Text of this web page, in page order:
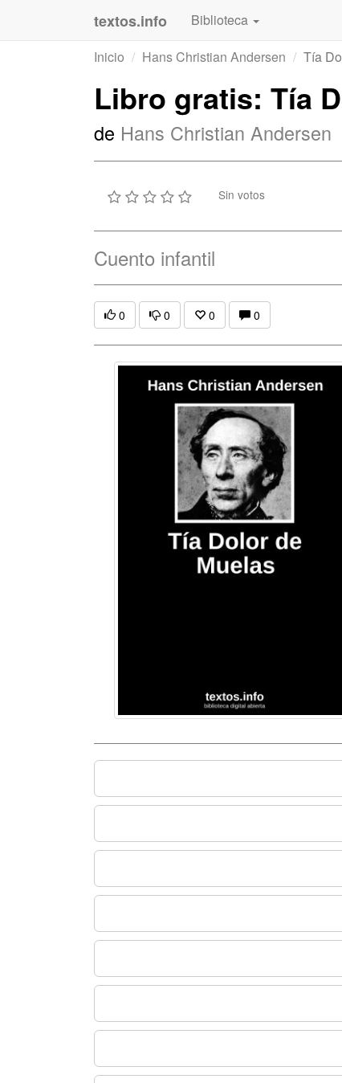
textos.info Biblioteca
Inicio
Hans Christian Andersen Tía
Libro gratis: Tía
de Hans Christian Andersen
Sin votos
Cuento infantil
0 0 0 0